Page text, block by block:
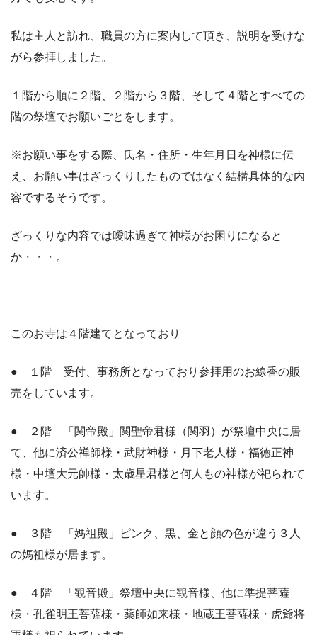
私は主人と訪れ、職員の方に案内して頂き、説明を受けな
がら参拝しました。
１階から順に２階、２階から３階、そして４階とすべての
階の祭壇でお願いごとをします。
※お願い事をする際、氏名・住所・生年月日を神様に伝
え、お願い事はざっくりしたものではなく結構具体的な内
容でするそうです。
ざっくりな内容では曖昧過ぎて神様がお困りになると
か・・・。
このお寺は４階建てとなっており
● １階 受付、事務所となっており参拝用のお線香の販
売をしています。
● ２階 「関帝殿」関聖帝君様（関羽）が祭壇中央に居
て、他に済公禅師様・武財神様・月下老人様・福徳正神
様・中壇大元帥様・太歳星君様と何人もの神様が祀られて
います。
● ３階 「媽祖殿」ピンク、黒、金と顔の色が違う３人
の媽祖様が居ます。
● ４階 「観音殿」祭壇中央に観音様、他に準提菩薩
様・孔雀明王菩薩様・薬師如来様・地蔵王菩薩様・虎爺将